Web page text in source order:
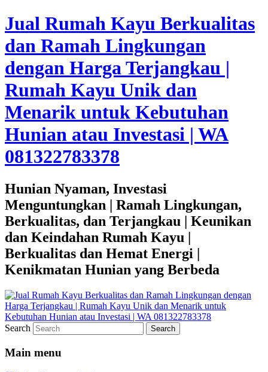
Jual Rumah Kayu Berkualitas
dan Ramah Lingkungan
dengan Harga Terjangkau |
Rumah Kayu Unik dan
Menarik untuk Kebutuhan
Hunian atau Investasi | WA
081322783378
Hunian Nyaman, Investasi
Menguntungkan | Ramah Lingkungan,
Berkualitas, dan Terjangkau | Keunikan
dan Keindahan Rumah Kayu |
Berkualitas dan Hemat Energi |
Kenikmatan Hunian yang Berbeda
Search
Main menu